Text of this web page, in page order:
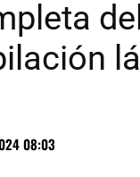
08:03